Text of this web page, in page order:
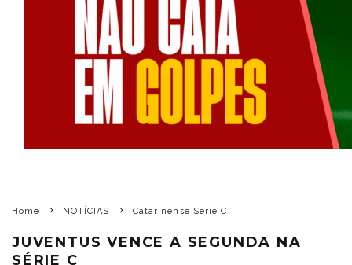
Home NOTÍCIAS Catarinense Série C
JUVENTUS VENCE A SEGUNDA NA
SÉRIE C